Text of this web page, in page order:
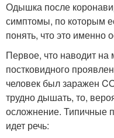
Одышка после
симптомы, по которым
понять, что это именно
Первое, что наводит на
постковидного
человек был заражен
трудно дышать, то,
осложнение. Типичные
идет речь: